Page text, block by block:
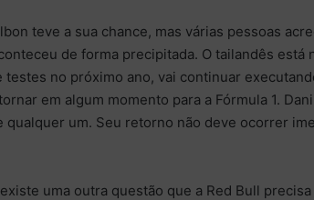
teve a sua chance, mas várias pessoas
de forma precipitada. O tailandês está
testes no próximo ano, vai continuar
em algum momento para a Fórmula 1.
qualquer um. Seu retorno não deve ocorrer
uma outra questão que a Red Bull